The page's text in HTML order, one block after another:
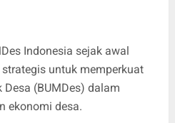
Indonesia sejak awal
untuk memperkuat
(BUMDes) dalam
ekonomi desa.